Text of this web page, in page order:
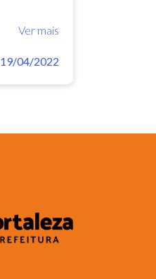
Ver mais
19/04/2022